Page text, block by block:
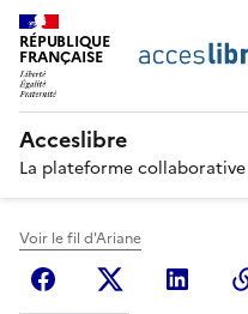
RÉPUBLIQUE
FRANÇAISE
Acceslibre
La plateforme collaborative
Voir le fil d'Ariane
FacebookX